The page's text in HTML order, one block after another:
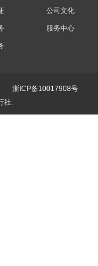
公司文化
服务中心
. 浙ICP备10017908号
社.